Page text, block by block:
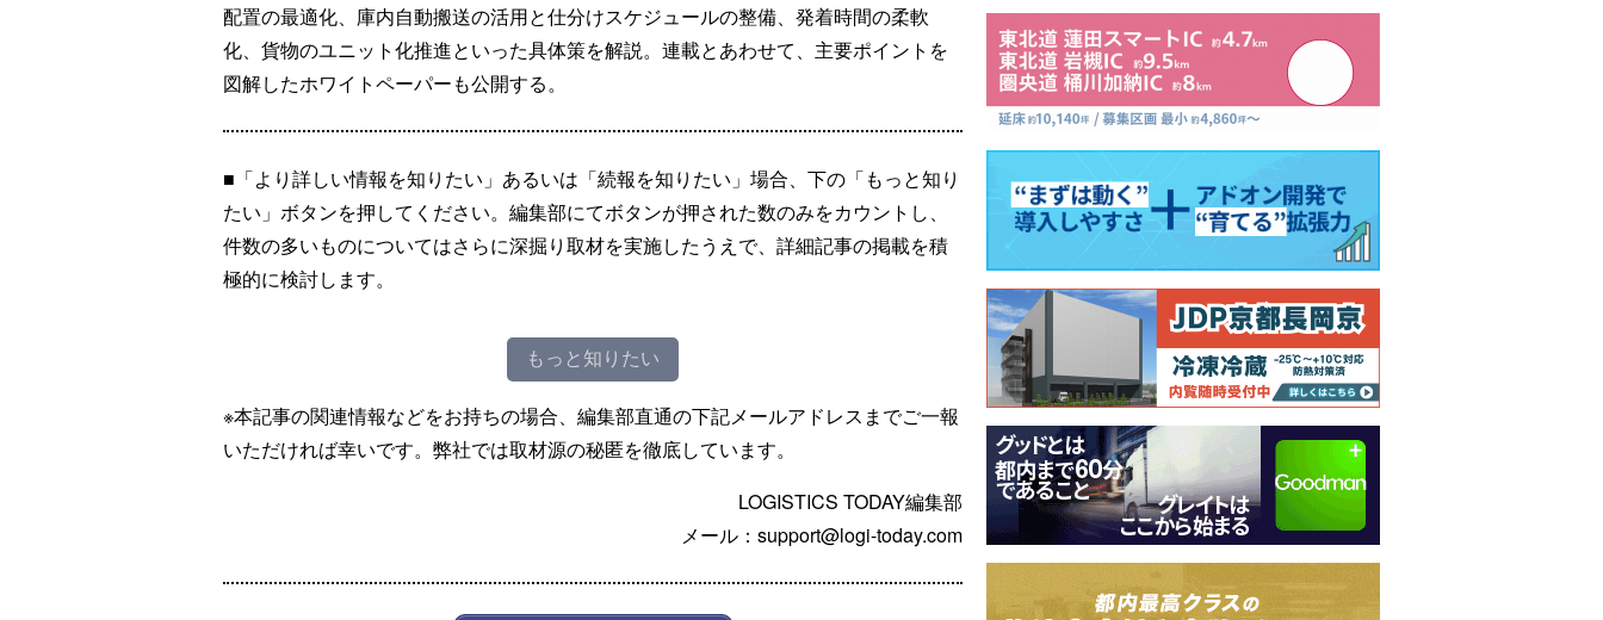
配置の最適化、庫内自動搬送の活用と仕分けスケジュールの整備、発着時間の柔軟
化、貨物のユニット化推進といった具体策を解説。連載とあわせて、主要ポイントを
図解したホワイトペーパーも公開する。
■「より詳しい情報を知りたい」あるいは「続報を知りたい」場合、下の「もっと知り
たい」ボタンを押してください。編集部にてボタンが押された数のみをカウントし、
件数の多いものについてはさらに深掘り取材を実施したうえで、詳細記事の掲載を積
極的に検討します。
もっと知りたい
※本記事の関連情報などをお持ちの場合、編集部直通の下記メールアドレスまでご一報
いただければ幸いです。弊社では取材源の秘匿を徹底しています。
LOGISTICS TODAY編集部
メール：support@logi-today.com